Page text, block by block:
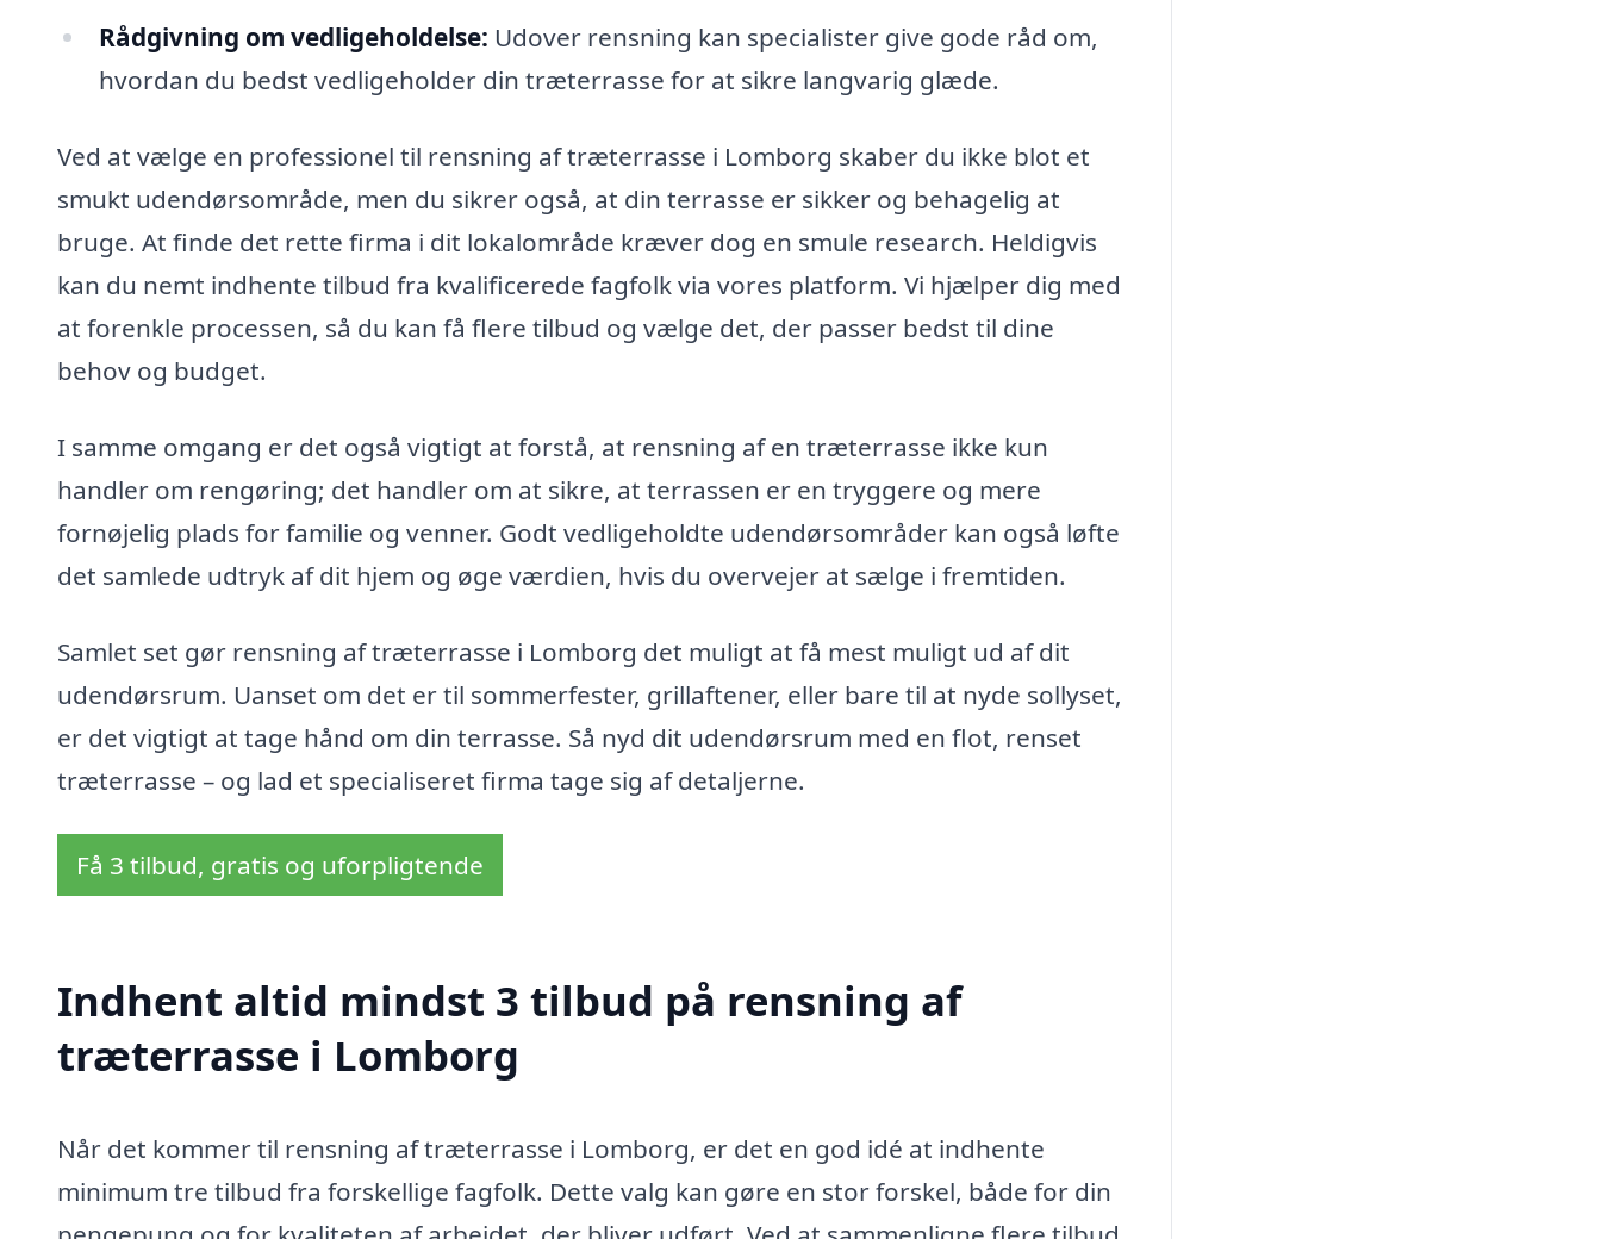
Rådgivning om vedligeholdelse: Udover rensning kan specialister give gode råd om,
hvordan du bedst vedligeholder din træterrasse for at sikre langvarig glæde.
Ved at vælge en professionel til rensning af træterrasse i Lomborg skaber du ikke blot et
smukt udendørsområde, men du sikrer også, at din terrasse er sikker og behagelig at
bruge. At finde det rette firma i dit lokalområde kræver dog en smule research. Heldigvis
kan du nemt indhente tilbud fra kvalificerede fagfolk via vores platform. Vi hjælper dig med
at forenkle processen, så du kan få flere tilbud og vælge det, der passer bedst til dine
behov og budget.
I samme omgang er det også vigtigt at forstå, at rensning af en træterrasse ikke kun
handler om rengøring; det handler om at sikre, at terrassen er en tryggere og mere
fornøjelig plads for familie og venner. Godt vedligeholdte udendørsområder kan også løfte
det samlede udtryk af dit hjem og øge værdien, hvis du overvejer at sælge i fremtiden.
Samlet set gør rensning af træterrasse i Lomborg det muligt at få mest muligt ud af dit
udendørsrum. Uanset om det er til sommerfester, grillaftener, eller bare til at nyde sollyset,
er det vigtigt at tage hånd om din terrasse. Så nyd dit udendørsrum med en flot, renset
træterrasse – og lad et specialiseret firma tage sig af detaljerne.
Få 3 tilbud, gratis og uforpligtende
Indhent altid mindst 3 tilbud på rensning af
træterrasse i Lomborg
Når det kommer til rensning af træterrasse i Lomborg, er det en god idé at indhente
minimum tre tilbud fra forskellige fagfolk. Dette valg kan gøre en stor forskel, både for din